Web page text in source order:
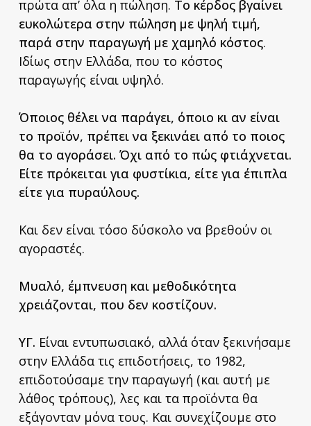
πρώτα απ’ όλα η πώληση. Το κέρδος βγαίνει
ευκολώτερα στην πώληση με ψηλή τιμή,
παρά στην παραγωγή με χαμηλό κόστος.
Ιδίως στην Ελλάδα, που το κόστος
παραγωγής είναι υψηλό.
Όποιος θέλει να παράγει, όποιο κι αν είναι
το προϊόν, πρέπει να ξεκινάει από το ποιος
θα το αγοράσει. Όχι από το πώς φτιάχνεται.
Είτε πρόκειται για φυστίκια, είτε για έπιπλα
είτε για πυραύλους.
Και δεν είναι τόσο δύσκολο να βρεθούν οι
αγοραστές.
Μυαλό, έμπνευση και μεθοδικότητα
χρειάζονται, που δεν κοστίζουν.
ΥΓ. Είναι εντυπωσιακό, αλλά όταν ξεκινήσαμε
στην Ελλάδα τις επιδοτήσεις, το 1982,
επιδοτούσαμε την παραγωγή (και αυτή με
λάθος τρόπους), λες και τα προϊόντα θα
εξάγονταν μόνα τους. Και συνεχίζουμε στο